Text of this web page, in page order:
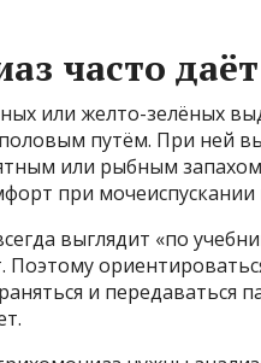
часто
или желто-зелёных
половым путём. При ней
или рыбным
при мочеиспускании
выглядит «по
Поэтому
и передаваться